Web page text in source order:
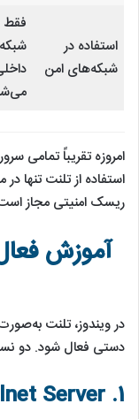
استفاده در
شبکه‌های امن
فقط
استفاده از تلنت تنها
ریسک امنیتی مجاز
در ویندوز، تلنت
دستی فعال شود. دو
1.
Server